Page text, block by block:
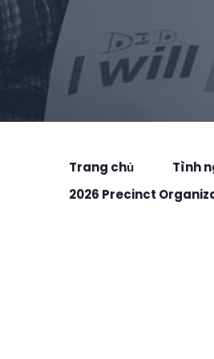
Trang chủ Tình
2026 Precinct